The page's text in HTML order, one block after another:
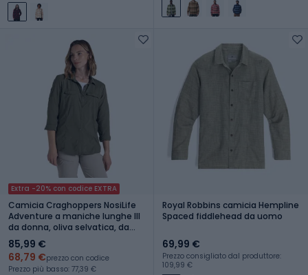
Extra -20% con codice EXTRA
Camicia Craghoppers NosiLife
Adventure a maniche lunghe III
da donna, oliva selvatica, da
trekking
85,99 €
68,79 €prezzo con codice
Prezzo più basso: 77,39 €
Royal Robbins camicia Hempline
Spaced fiddlehead da uomo
69,99 €
Prezzo consigliato dal produttore:
109,99 €